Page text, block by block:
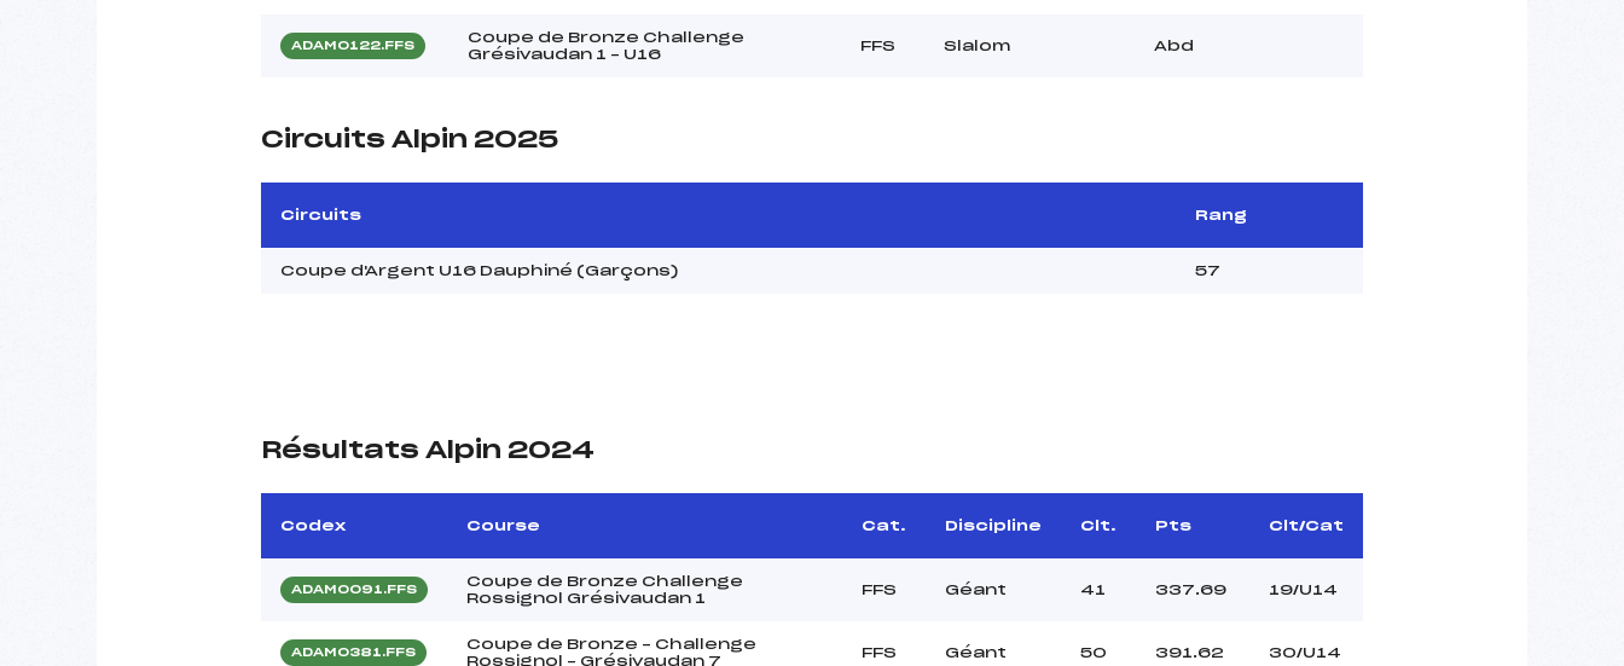
ADAM0122.FFS
Coupe de Bronze Challenge
Grésivaudan 1 – U16
FFS Slalom Abd
Circuits Alpin 2025
Circuits Rang
Coupe d'Argent U16 Dauphiné (Garçons) 57
Résultats Alpin 2024
Codex Course Cat. Discipline Clt. Pts Clt/Cat
ADAM0091.FFS
Coupe de Bronze Challenge
Rossignol Grésivaudan 1
FFS Géant 41 337.69 19/U14
ADAM0381.FFS
Coupe de Bronze – Challenge
Rossignol – Grésivaudan 7
FFS Géant 50 391.62 30/U14